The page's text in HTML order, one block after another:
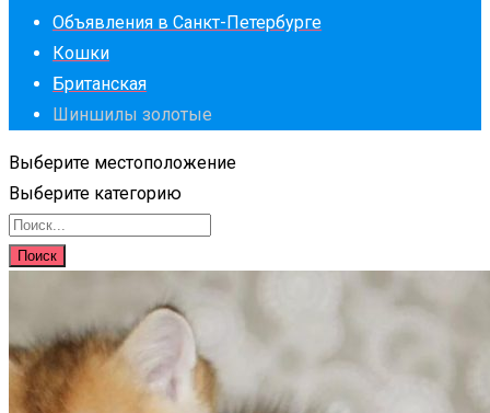
Объявления в Санкт-Петербурге
Кошки
Британская
Шиншилы золотые
Выберите местоположение
Выберите категорию
Поиск